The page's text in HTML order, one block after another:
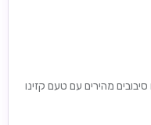
מהירים עם טעם קזינו